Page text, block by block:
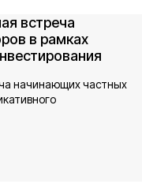
встреча
в рамках
начинающих частных